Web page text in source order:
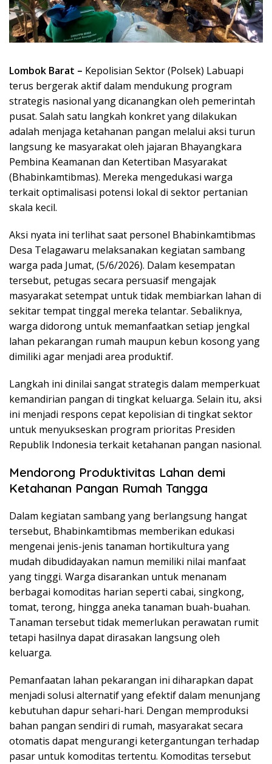
Lombok Barat – Kepolisian Sektor (Polsek) Labuapi
terus bergerak aktif dalam mendukung program
strategis nasional yang dicanangkan oleh pemerintah
pusat. Salah satu langkah konkret yang dilakukan
adalah menjaga ketahanan pangan melalui aksi turun
langsung ke masyarakat oleh jajaran Bhayangkara
Pembina Keamanan dan Ketertiban Masyarakat
(Bhabinkamtibmas). Mereka mengedukasi warga
terkait optimalisasi potensi lokal di sektor pertanian
skala kecil.
Aksi nyata ini terlihat saat personel Bhabinkamtibmas
Desa Telagawaru melaksanakan kegiatan sambang
warga pada Jumat, (5/6/2026). Dalam kesempatan
tersebut, petugas secara persuasif mengajak
masyarakat setempat untuk tidak membiarkan lahan di
sekitar tempat tinggal mereka telantar. Sebaliknya,
warga didorong untuk memanfaatkan setiap jengkal
lahan pekarangan rumah maupun kebun kosong yang
dimiliki agar menjadi area produktif.
Langkah ini dinilai sangat strategis dalam memperkuat
kemandirian pangan di tingkat keluarga. Selain itu, aksi
ini menjadi respons cepat kepolisian di tingkat sektor
untuk menyukseskan program prioritas Presiden
Republik Indonesia terkait ketahanan pangan nasional.
Mendorong Produktivitas Lahan demi
Ketahanan Pangan Rumah Tangga
Dalam kegiatan sambang yang berlangsung hangat
tersebut, Bhabinkamtibmas memberikan edukasi
mengenai jenis-jenis tanaman hortikultura yang
mudah dibudidayakan namun memiliki nilai manfaat
yang tinggi. Warga disarankan untuk menanam
berbagai komoditas harian seperti cabai, singkong,
tomat, terong, hingga aneka tanaman buah-buahan.
Tanaman tersebut tidak memerlukan perawatan rumit
tetapi hasilnya dapat dirasakan langsung oleh
keluarga.
Pemanfaatan lahan pekarangan ini diharapkan dapat
menjadi solusi alternatif yang efektif dalam menunjang
kebutuhan dapur sehari-hari. Dengan memproduksi
bahan pangan sendiri di rumah, masyarakat secara
otomatis dapat mengurangi ketergantungan terhadap
pasar untuk komoditas tertentu. Komoditas tersebut